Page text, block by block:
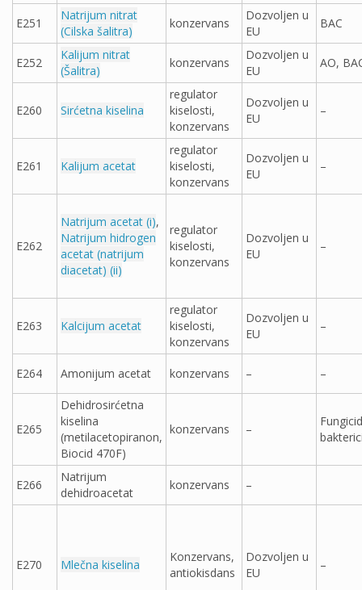
E251
Natrijum nitrat
(Cilska šalitra)
konzervans
Dozvoljen u
EU
BAC
E252
Kalijum nitrat
(Šalitra)
konzervans
Dozvoljen u
EU
AO,
E260 Sirćetna kiselina
regulator
kiselosti,
konzervans
Dozvoljen u
EU
–
E261 Kalijum acetat
regulator
kiselosti,
konzervans
Dozvoljen u
EU
–
E262
Natrijum acetat (i),
Natrijum hidrogen
acetat (natrijum
diacetat) (ii)
regulator
kiselosti,
konzervans
Dozvoljen u
EU
–
E263 Kalcijum acetat
regulator
kiselosti,
konzervans
Dozvoljen u
EU
–
E264 Amonijum acetat konzervans – –
E265
Dehidrosirćetna
kiselina
(metilacetopiranon,
Biocid 470F)
konzervans –
E266
Natrijum
dehidroacetat
konzervans –
E270 Mlečna kiselina
Konzervans,
antiokisdans
Dozvoljen u
EU
–